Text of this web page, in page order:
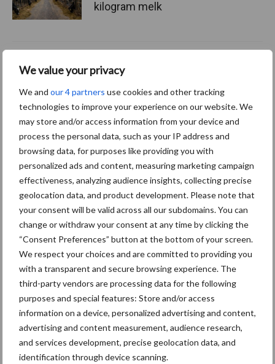
We value your privacy
We and our 4 partners use cookies and other tracking
technologies to improve your experience on our website. We
may store and/or access information from your device and
process the personal data, such as your IP address and
browsing data, for purposes like providing you with
personalized ads and content, measuring marketing campaign
effectiveness, analyzing audience insights, collecting precise
geolocation data, and product development. Please note that
your consent will be valid across all our subdomains. You can
change or withdraw your consent at any time by clicking the
“Consent Preferences” button at the bottom of your screen.
We respect your choices and are committed to providing you
with a transparent and secure browsing experience. The
third-party vendors are processing data for the following
purposes and special features: Store and/or access
information on a device, personalized advertising and content,
advertising and content measurement, audience research,
and services development, precise geolocation data, and
identification through device scanning.
kilogram melk
compacte dubbelrotor-
zwadhark in de hef
Themapagina's
Diergezondheid Bemesting Fokkerij
Mastitis Hittestress
Toon meer